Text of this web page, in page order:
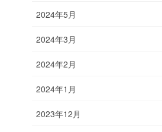
2024年5月
2024年3月
2024年2月
2024年1月
2023年12月